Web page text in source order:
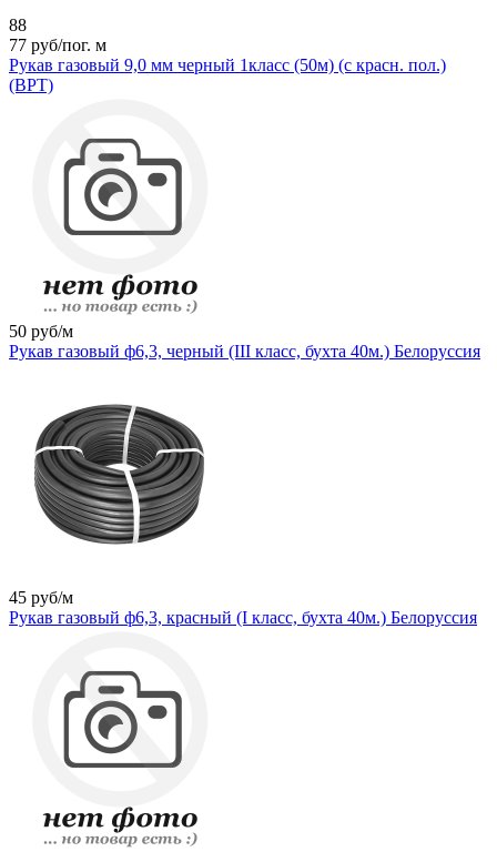
88
77 руб/пог. м
Рукав газовый 9,0 мм черный 1класс (50м) (с красн. пол.)
(ВРТ)
50 руб/м
Рукав газовый ф6,3, черный (III класс, бухта 40м.) Белоруссия
45 руб/м
Рукав газовый ф6,3, красный (I класс, бухта 40м.) Белоруссия